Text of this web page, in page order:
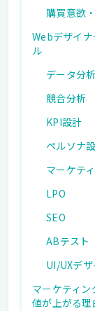
購買意欲
Webデザイ
ル
データ分析
競合分析
KPI設計
ペルソナ
マーケテ
LPO
SEO
ABテスト
UI/UXデザ
マーケティ
値が上がる理